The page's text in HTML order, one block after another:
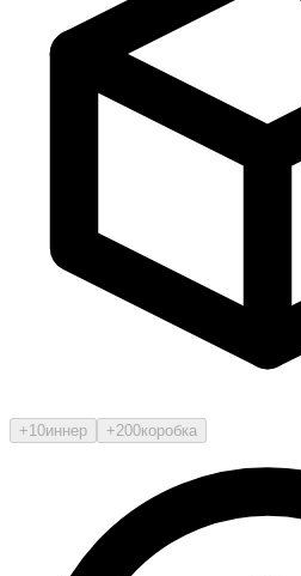
+10иннер +200коробка